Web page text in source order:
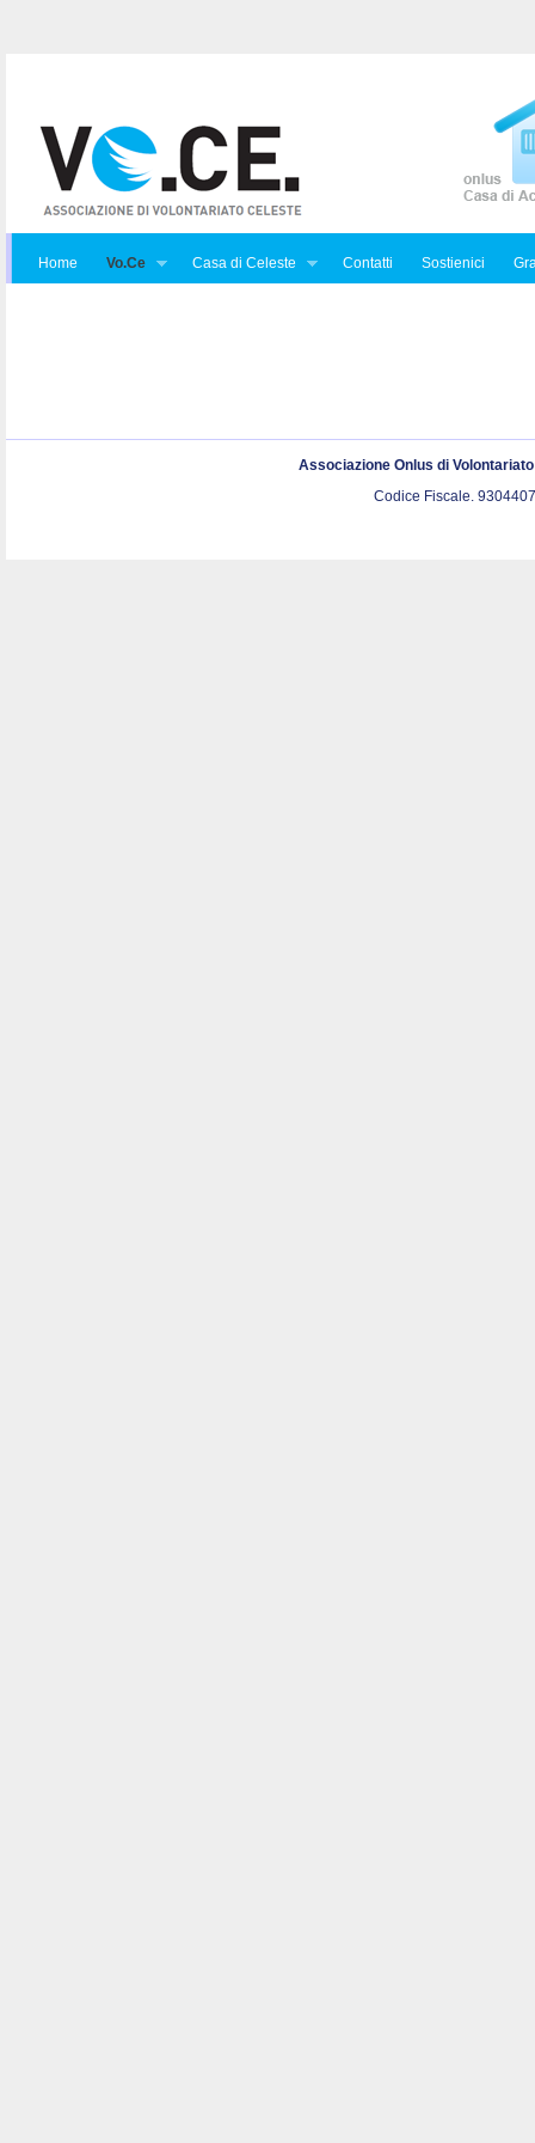
Home Vo.Ce Casa di Celeste Contatti Sostienici
Associazione Onlus di
Codice Fiscale.